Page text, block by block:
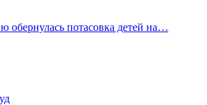
обернулась потасовка детей на…